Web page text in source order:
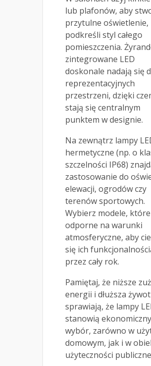
lub plafonów, aby
przytulne
podkreśli styl całego
pomieszczenia.
zintegrowane LED
doskonale nadają się
reprezentacyjnych
przestrzeni, dzięki
stają się centralnym
punktem w designie.
Na zewnątrz lampy
hermetyczne (np. o
szczelności IP68)
zastosowanie do
elewacji, ogrodów czy
terenów sportowych.
Wybierz modele,
odporne na warunki
atmosferyczne, aby
się ich
przez cały rok.
Pamiętaj, że niższe
energii i dłuższa
sprawiają, że lampy
stanowią ekonomiczny
wybór, zarówno w
domowym, jak i w
użyteczności